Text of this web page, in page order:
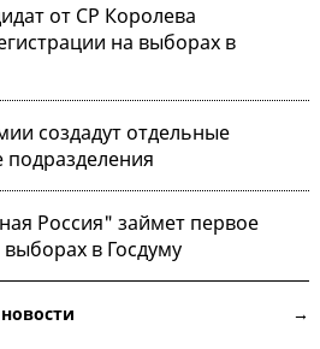
от СР Королева
на выборах в
создадут отдельные
Россия" займет первое
в Госдуму
новости →